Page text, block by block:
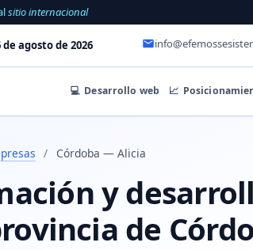
sitio internacional
de agosto de 2026
💻 Desarrollo web 📈
/ Córdoba — Alicia
y
de